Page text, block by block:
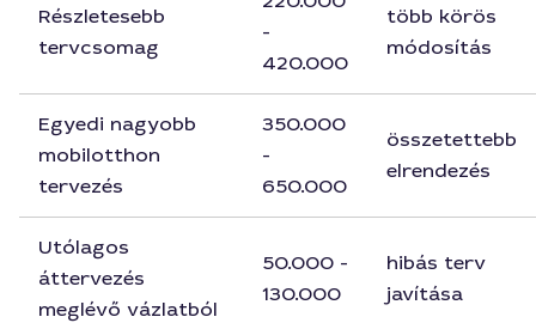
Részletesebb
tervcsomag
-
420.000
több körös
módosítás
Egyedi nagyobb
mobilotthon
tervezés
350.000
-
650.000
összetettebb
elrendezés
Utólagos
áttervezés
meglévő vázlatból
50.000 -
130.000
hibás terv
javítása